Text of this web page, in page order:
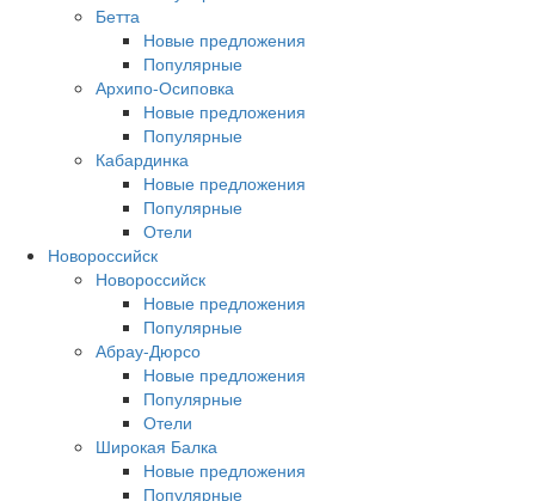
Бетта
Новые предложения
Популярные
Архипо-Осиповка
Новые предложения
Популярные
Кабардинка
Новые предложения
Популярные
Отели
Новороссийск
Новороссийск
Новые предложения
Популярные
Абрау-Дюрсо
Новые предложения
Популярные
Отели
Широкая Балка
Новые предложения
Популярные